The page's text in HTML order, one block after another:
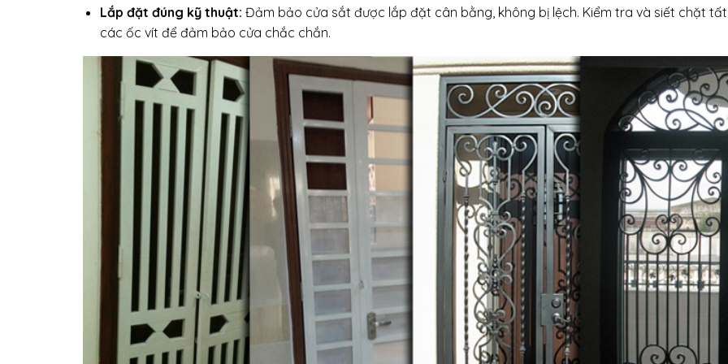
Lắp đặt đúng kỹ thuật: Đảm bảo cửa sắt được lắp đặt cân bằng, không bị lệch. Kiểm tra và siết chặt
các ốc vít để đảm bảo cửa chắc chắn.